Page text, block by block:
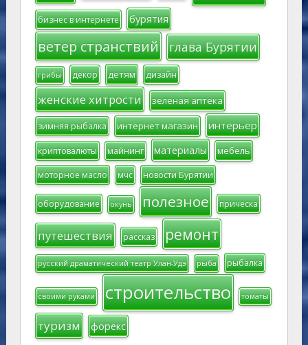
бизнес в интернете бурятия
ветер странствий глава Бурятии
грибы декор детям дизайн
женские хитрости зеленая аптека
зимняя рыбалка интернет магазин интерьер
криптовалюты майнинг материалы мебель
моторное масло мчс новости Бурятии
оборудование окунь полезное прическа
путешествия рассказ ремонт
русский драматический театр Улан-Удэ рыба рыбалка
своими руками строительство томаты
туризм форекс